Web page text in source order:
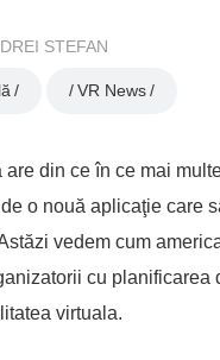
STEFAN
VR News
are din ce în ce mai
o nouă aplicaţie care
vedem cum
cu planificarea
virtuala.